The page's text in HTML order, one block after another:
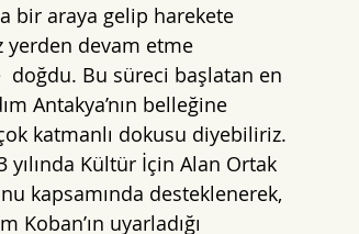
bir araya gelip harekete
yerden devam etme
doğdu. Bu süreci başlatan en
Antakya’nın belleğine
çok katmanlı dokusu diyebiliriz.
yılında Kültür İçin Alan Ortak
kapsamında desteklenerek,
Koban’ın uyarladığı